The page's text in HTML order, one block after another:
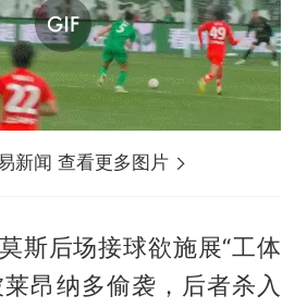
新闻 查看更多图片
斯后场接球欲施展“工体
昂纳多偷袭，后者杀入